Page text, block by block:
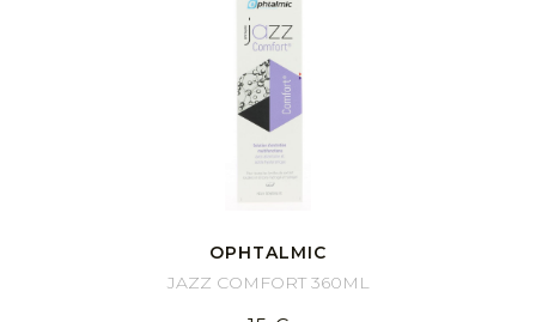
OPHTALMIC
JAZZ COMFORT 360ML